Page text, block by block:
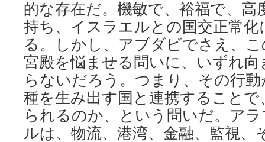
的な存在だ。機敏で、裕福で、高
持ち、イスラエルとの国交正常
る。しかし、アブダビでさえ、
宮殿を悩ませる問いに、いずれ
らないだろう。つまり、その行
種を生み出す国と連携すること
られるのか、という問いだ。ア
ルは、物流、港湾、金融、監視、